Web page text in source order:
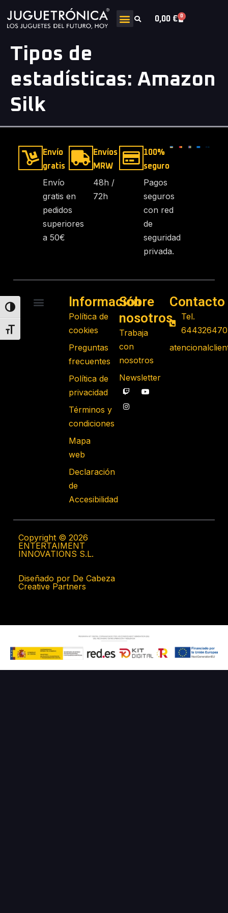
Alternar alto contraste
Alternar tamaño de letra
0,00 € 0
Tipos de
estadísticas: Amazon
Silk
Envío
gratis
Envío
gratis en
pedidos
superiores
a 50€
Envíos
MRW
48h /
72h
100%
seguro
Pagos
seguros
con red
de
seguridad
privada.
Información
Política de
cookies
Preguntas
frecuentes
Política de
privacidad
Términos y
condiciones
Mapa
web
Declaración
de
Accesibilidad
Sobre
nosotros
Trabaja
con
nosotros
Newsletter
Contacto
Tel.
644326470
Copyright © 2026
ENTERTAIMENT
INNOVATIONS S.L.
Diseñado por De Cabeza
Creative Partners